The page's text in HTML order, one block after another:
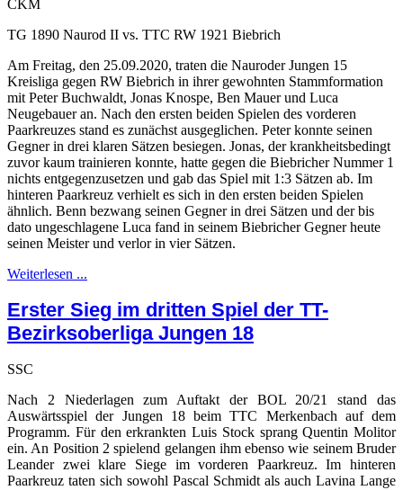
CKM
TG 1890 Naurod II vs. TTC RW 1921 Biebrich
Am Freitag, den 25.09.2020, traten die Nauroder Jungen 15
Kreisliga gegen RW Biebrich in ihrer gewohnten Stammformation
mit Peter Buchwaldt, Jonas Knospe, Ben Mauer und Luca
Neugebauer an. Nach den ersten beiden Spielen des vorderen
Paarkreuzes stand es zunächst ausgeglichen. Peter konnte seinen
Gegner in drei klaren Sätzen besiegen. Jonas, der krankheitsbedingt
zuvor kaum trainieren konnte, hatte gegen die Biebricher Nummer 1
nichts entgegenzusetzen und gab das Spiel mit 1:3 Sätzen ab. Im
hinteren Paarkreuz verhielt es sich in den ersten beiden Spielen
ähnlich. Benn bezwang seinen Gegner in drei Sätzen und der bis
dato ungeschlagene Luca fand in seinem Biebricher Gegner heute
seinen Meister und verlor in vier Sätzen.
Weiterlesen ...
Erster Sieg im dritten Spiel der TT-
Bezirksoberliga Jungen 18
SSC
Nach 2 Niederlagen zum Auftakt der BOL 20/21 stand das
Auswärtsspiel der Jungen 18 beim TTC Merkenbach auf dem
Programm. Für den erkrankten Luis Stock sprang Quentin Molitor
ein. An Position 2 spielend gelangen ihm ebenso wie seinem Bruder
Leander zwei klare Siege im vorderen Paarkreuz. Im hinteren
Paarkreuz taten sich sowohl Pascal Schmidt als auch Lavina Lange